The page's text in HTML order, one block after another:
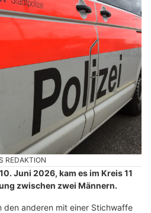
REDAKTION
Juni 2026, kam es im Kreis 11
zwischen zwei Männern.
den anderen mit einer Stichwaffe